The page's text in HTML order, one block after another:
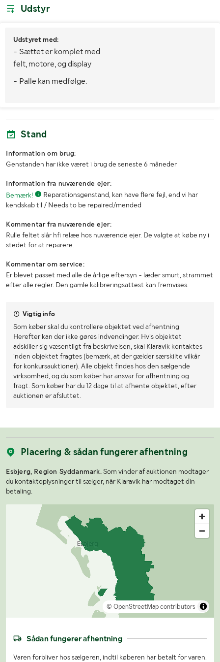
Udstyr
Udstyret med:
- Sættet er komplet med
felt, motore, og display
- Palle kan medfølge.
Stand
Information om brug:
Genstanden har ikke været i brug de seneste 6 måneder
Information fra nuværende ejer:
Bemærk!
Reparationsgenstand, kan have flere fejl, end vi har
kendskab til / Needs to be repaired/mended
Kommentar fra nuværende ejer:
Rulle feltet slår hfi relæe hos nuværende ejer. De valgte at købe ny i
stedet for at reparere.
Kommentar om service:
Er blevet passet med alle de årlige eftersyn - læder smurt, strammet
efter alle regler. Den gamle kalibreringsattest kan fremvises.
Vigtig info
Som køber skal du kontrollere objektet ved afhentning
Herefter kan der ikke gøres indvendinger. Hvis objektet
adskiller sig væsentligt fra beskrivelsen, skal Klaravik kontaktes
inden objektet fragtes (bemærk, at der gælder særskilte vilkår
for konkursauktioner). Alle objekt findes hos den sælgende
virksomhed, og du som køber har ansvar for afhentning og
fragt. Som køber har du 12 dage til at afhente objektet, efter
auktionen er afsluttet.
Placering & sådan fungerer afhentning
Esbjerg, Region Syddanmark. Som vinder af auktionen modtager
du kontaktoplysninger til sælger, når Klaravik har modtaget din
betaling.
© OpenStreetMap contributors
Sådan fungerer afhentning
Varen forbliver hos sælgeren, indtil køberen har betalt for varen.